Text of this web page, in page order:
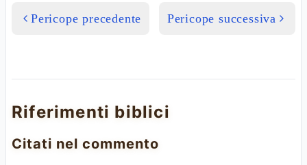
Pericope precedente Pericope successiva
Riferimenti biblici
Citati nel commento